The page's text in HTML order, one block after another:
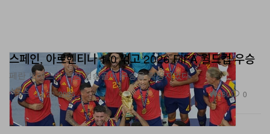
스포츠
스페인, 아르헨티나 1-0 꺾고 2026 FIFA 월드컵 우승
페란 토레스의 연장 결승골이 우승을 확정지었다.
Jul 20, 2026 480 0